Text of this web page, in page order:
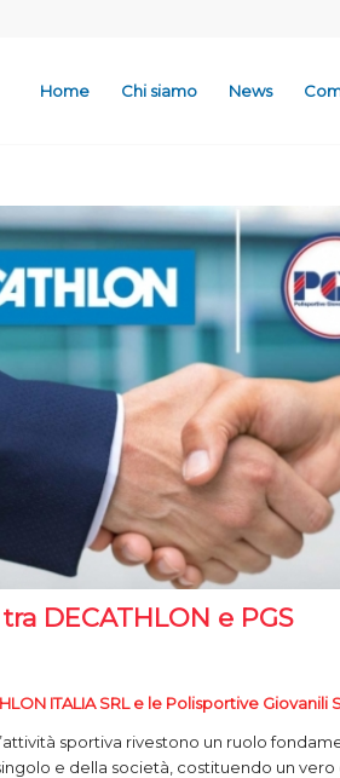
Home Chi siamo News
DECATHLON e PGS
ITALIA SRL e le Polisportive
sportiva rivestono un ruolo
e della società, costituendo un